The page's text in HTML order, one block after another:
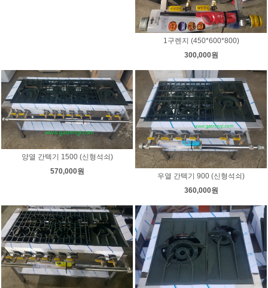
1구렌지 (450*600*800)
300,000원
양열 간텍기 1500 (신형석쇠)
570,000원
우열 간텍기 900 (신형석쇠)
360,000원